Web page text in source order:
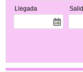
Llegada